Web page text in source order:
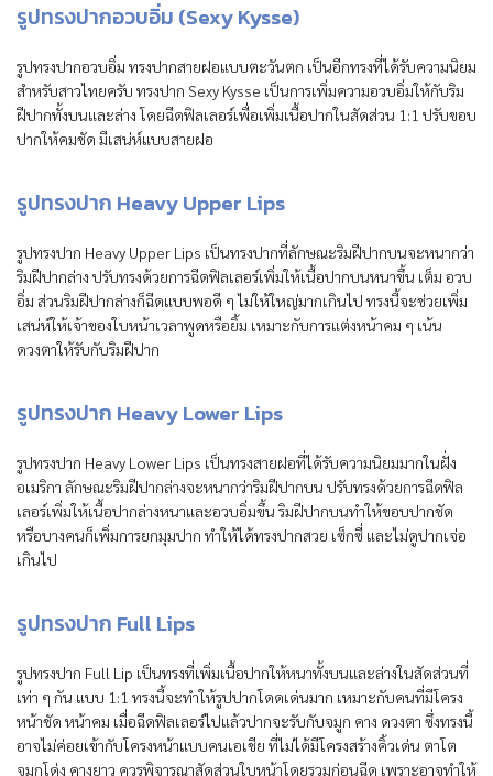
รูปทรงปากอวบอิ่ม (Sexy Kysse)
รูปทรงปากอวบอิ่ม ทรงปากสายฝอแบบตะวันตก เป็นอีกทรงที่ได้รับความนิยม
สำหรับสาวไทยครับ ทรงปาก Sexy Kysse เป็นการเพิ่มความอวบอิ่มให้กับริม
ฝีปากทั้งบนและล่าง โดยฉีดฟิลเลอร์เพื่อเพิ่มเนื้อปากในสัดส่วน 1:1 ปรับขอบ
ปากให้คมชัด มีเสน่ห์แบบสายฝอ
รูปทรงปาก Heavy Upper Lips
รูปทรงปาก Heavy Upper Lips เป็นทรงปากที่ลักษณะริมฝีปากบนจะหนากว่า
ริมฝีปากล่าง ปรับทรงด้วยการฉีดฟิลเลอร์เพิ่มให้เนื้อปากบนหนาขึ้น เต็ม อวบ
อิ่ม ส่วนริมฝีปากล่างก็ฉีดแบบพอดี ๆ ไม่ให้ใหญ่มากเกินไป ทรงนี้จะช่วยเพิ่ม
เสน่ห์ให้เจ้าของใบหน้าเวลาพูดหรือยิ้ม เหมาะกับการแต่งหน้าคม ๆ เน้น
ดวงตาให้รับกับริมฝีปาก
รูปทรงปาก Heavy Lower Lips
รูปทรงปาก Heavy Lower Lips เป็นทรงสายฝอที่ได้รับความนิยมมากในฝั่ง
อเมริกา ลักษณะริมฝีปากล่างจะหนากว่าริมฝีปากบน ปรับทรงด้วยการฉีดฟิล
เลอร์เพิ่มให้เนื้อปากล่างหนาและอวบอิ่มขึ้น ริมฝีปากบนทำให้ขอบปากชัด
หรือบางคนก็เพิ่มการยกมุมปาก ทำให้ได้ทรงปากสวย เซ็กซี่ และไม่ดูปากเจ่อ
เกินไป
รูปทรงปาก Full Lips
รูปทรงปาก Full Lip เป็นทรงที่เพิ่มเนื้อปากให้หนาทั้งบนและล่างในสัดส่วนที่
เท่า ๆ กัน แบบ 1:1 ทรงนี้จะทำให้รูปปากโดดเด่นมาก เหมาะกับคนที่มีโครง
หน้าชัด หน้าคม เมื่อฉีดฟิลเลอร์ไปแล้วปากจะรับกับจมูก คาง ดวงตา ซึ่งทรงนี้
อาจไม่ค่อยเข้ากับโครงหน้าแบบคนเอเชีย ที่ไม่ได้มีโครงสร้างคิ้วเด่น ตาโต
จมูกโด่ง คางยาว ควรพิจารณาสัดส่วนใบหน้าโดยรวมก่อนฉีด เพราะอาจทำให้